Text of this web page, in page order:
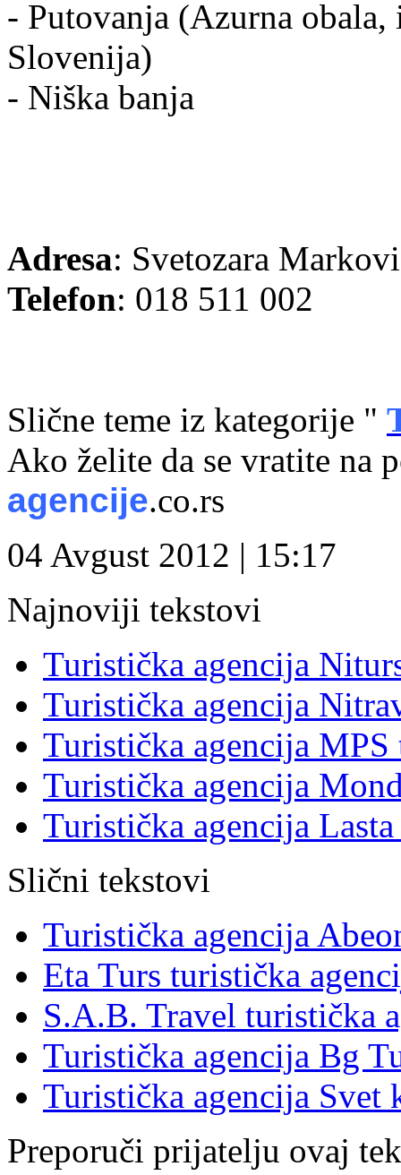
- Putovanja (Azurna obala,
Slovenija)
- Niška banja
Adresa: Svetozara
Telefon: 018 511 002
Slične teme iz kategorije "
Ako želite da se vratite na
agencije.co.rs
04 Avgust 2012 | 15:17
Najnoviji tekstovi
Turistička agencija
Turistička agencija
Turistička agencija MPS
Turistička agencija
Turistička agencija
Slični tekstovi
Turistička agencija
Eta Turs turistička
S.A.B. Travel turistička
Turistička agencija Bg
Turistička agencija Svet
Preporuči prijatelju ovaj